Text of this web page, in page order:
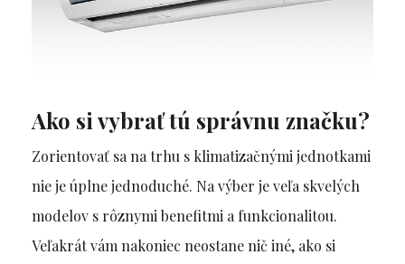
Ako si vybrať tú správnu značku?
Zorientovať sa na trhu s klimatizačnými jednotkami
nie je úplne jednoduché. Na výber je veľa skvelých
modelov s rôznymi benefitmi a funkcionalitou.
Veľakrát vám nakoniec neostane nič iné, ako si